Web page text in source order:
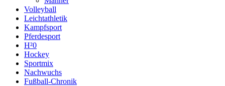
Volleyball
Leichtathletik
Kampfsport
Pferdesport
H²0
Hockey
Sportmix
Nachwuchs
Fußball-Chronik